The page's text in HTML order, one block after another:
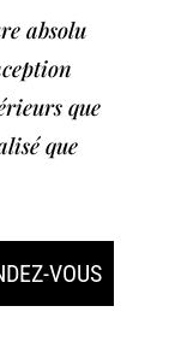
absolu
que
que
VOUS